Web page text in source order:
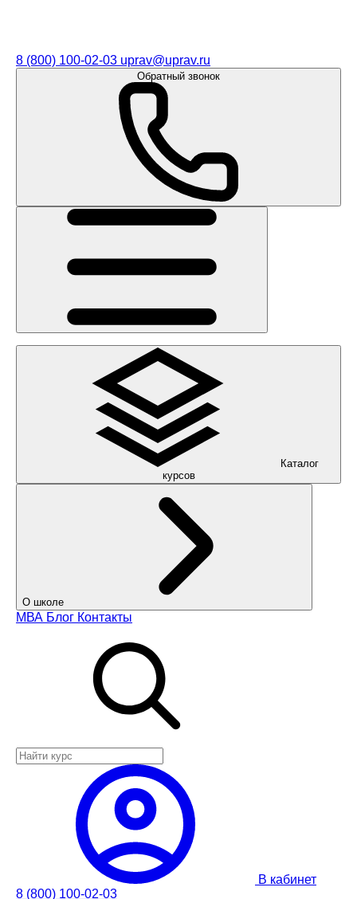
8 (800) 100-02-03 uprav@uprav.ru
Обратный звонок
Каталог
курсов
О школе
МВА Блог Контакты
В кабинет
8 (800) 100-02-03